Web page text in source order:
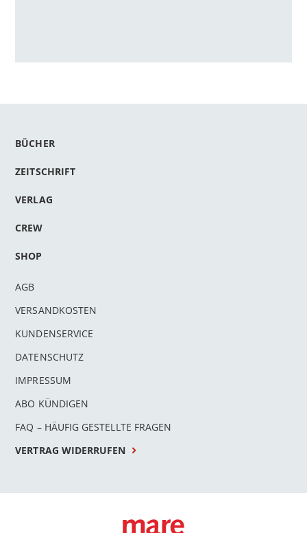
BÜCHER
ZEITSCHRIFT
VERLAG
CREW
SHOP
AGB
VERSANDKOSTEN
KUNDENSERVICE
DATENSCHUTZ
IMPRESSUM
ABO KÜNDIGEN
FAQ – HÄUFIG GESTELLTE FRAGEN
VERTRAG WIDERRUFEN